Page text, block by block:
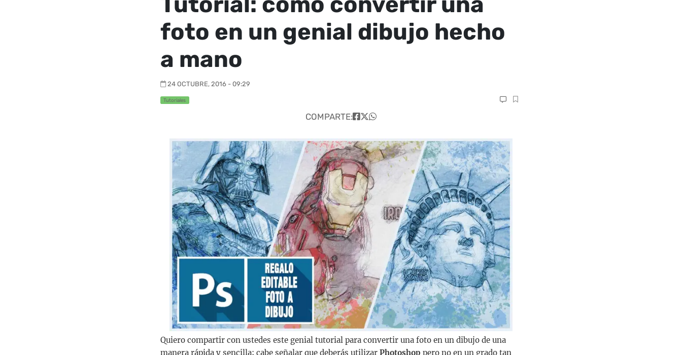
foto en un genial dibujo hecho
a mano
24 OCTUBRE, 2016 - 09:29
Tutoriales
COMPARTE:
Quiero compartir con ustedes este genial tutorial para convertir una foto en un dibujo de una
manera rápida y sencilla; cabe señalar que deberás utilizar Photoshop pero no en un grado tan